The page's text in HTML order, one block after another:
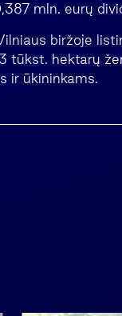
mln. eurų
biržoje
tūkst. hektarų
ir ūkininkams.